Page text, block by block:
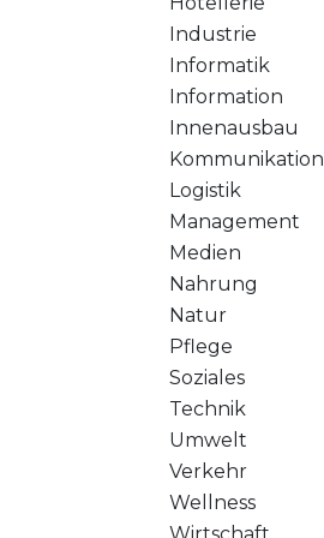
Industrie
Informatik
Information
Innenausbau
Kommunikation
Logistik
Management
Medien
Nahrung
Natur
Pflege
Soziales
Technik
Umwelt
Verkehr
Wellness